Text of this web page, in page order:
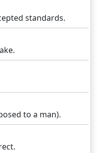
standards.
to a man).